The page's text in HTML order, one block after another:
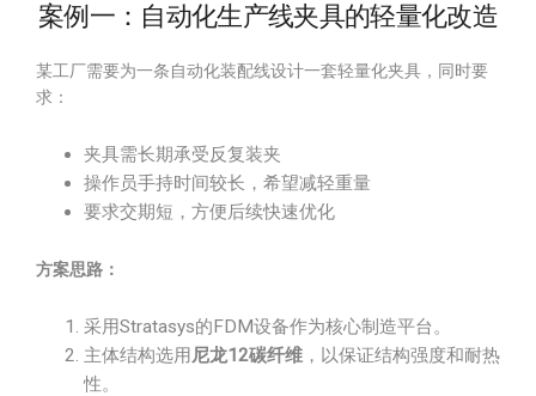
案例一：自动化生产线夹具的轻量化改造
某工厂需要为一条自动化装配线设计一套轻量化夹具，同时要
求：
夹具需长期承受反复装夹
操作员手持时间较长，希望减轻重量
要求交期短，方便后续快速优化
方案思路：
采用Stratasys的FDM设备作为核心制造平台。
主体结构选用尼龙12碳纤维 ，以保证结构强度和耐热
性。